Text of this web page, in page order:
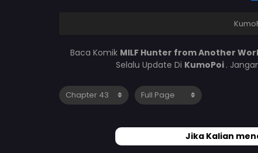
Baca Komik MILF Hunter from Another
Selalu Update Di KumoPoi .
Jika Kalian